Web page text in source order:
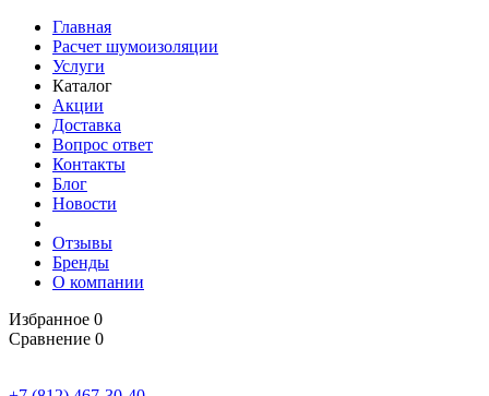
Главная
Расчет шумоизоляции
Услуги
Каталог
Акции
Доставка
Вопрос ответ
Контакты
Блог
Новости
Отзывы
Бренды
О компании
Избранное 0
Сравнение 0